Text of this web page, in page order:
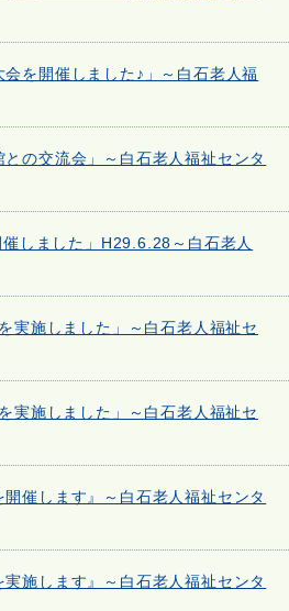
を開催しました♪」～白石老人福
の交流会」～白石老人福祉センタ
催しました」H29.6.28～白石老人
実施しました」～白石老人福祉セ
実施しました」～白石老人福祉セ
催します』～白石老人福祉センタ
施します』～白石老人福祉センタ